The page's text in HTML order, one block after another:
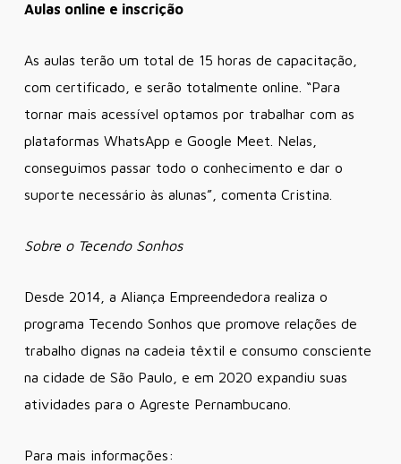
Aulas online e inscrição
As aulas terão um total de 15 horas de capacitação,
com certificado, e serão totalmente online. “Para
tornar mais acessível optamos por trabalhar com as
plataformas WhatsApp e Google Meet. Nelas,
conseguimos passar todo o conhecimento e dar o
suporte necessário às alunas”, comenta Cristina.
Sobre o Tecendo Sonhos
Desde 2014, a Aliança Empreendedora realiza o
programa Tecendo Sonhos que promove relações de
trabalho dignas na cadeia têxtil e consumo consciente
na cidade de São Paulo, e em 2020 expandiu suas
atividades para o Agreste Pernambucano.
Para mais informações: